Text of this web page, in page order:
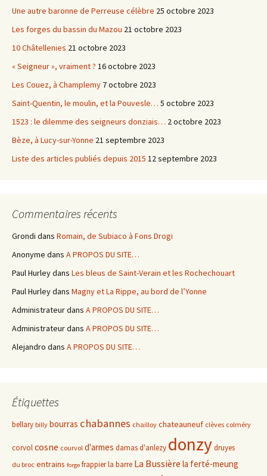
Une autre baronne de Perreuse célèbre 25 octobre 2023
Les forges du bassin du Mazou 21 octobre 2023
10 Châtellenies 21 octobre 2023
« Seigneur », vraiment ? 16 octobre 2023
Les Couez, à Champlemy 7 octobre 2023
Saint-Quentin, le moulin, et la Pouvesle… 5 octobre 2023
1523 : le dilemme des seigneurs donziais… 2 octobre 2023
Bèze, à Lucy-sur-Yonne 21 septembre 2023
Liste des articles publiés depuis 2015 12 septembre 2023
Commentaires récents
Grondi dans Romain, de Subiaco à Fons Drogi
Anonyme dans A PROPOS DU SITE…
Paul Hurleydans Les bleus de Saint-Verain et les Rochechouart
Paul Hurleydans Magny et La Rippe, au bord de l’Yonne
Administrateurdans A PROPOS DU SITE…
Administrateurdans A PROPOS DU SITE…
Alejandro dans A PROPOS DU SITE…
Étiquettes
bellary billy bourras chabannes chailloy chateauneuf clèves colméry
corvolcosne courvol d'armes damas d'anlezy donzydruyes
du broc entrains forge frappierla barre La Bussière la ferté-meung